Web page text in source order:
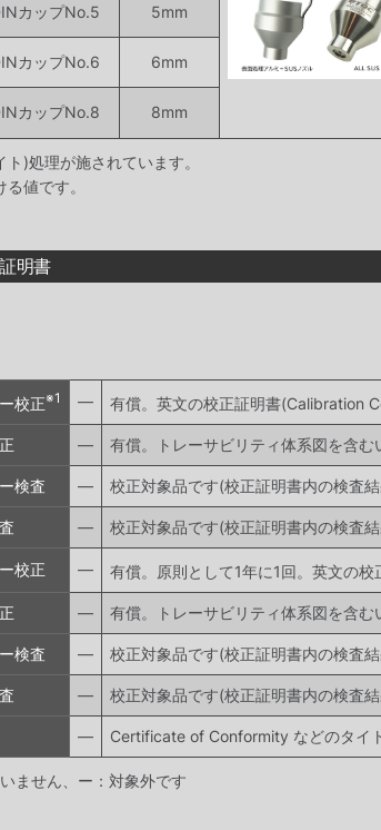
カップNo.5 5mm
カップNo.6 6mm
カップNo.8 8mm
)処理が施されています。
値です。
明書
校正※1 ― 有償。英文の校正証明書(Calibration
― 有償。トレーサビリティ体系図を含む
検査 ― 校正対象品です(校正証明書内の検査
― 校正対象品です(校正証明書内の検査
校正 ― 有償。原則として1年に1回。英文の
― 有償。トレーサビリティ体系図を含む
検査 ― 校正対象品です(校正証明書内の検査
― 校正対象品です(校正証明書内の検査
― Certificate of Conformity などのタイ
ません、ー：対象外です